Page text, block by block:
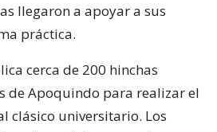
llegaron a apoyar a sus
práctica.
cerca de 200 hinchas
de Apoquindo para realizar el
clásico universitario. Los